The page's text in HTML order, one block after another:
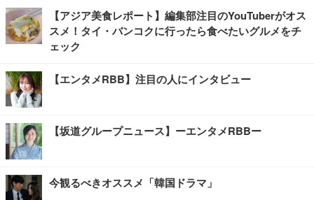
【アジア美食レポート】編集部注目のYouTuberがオス
スメ！タイ・バンコクに行ったら食べたいグルメをチ
ェック
【エンタメRBB】注目の人にインタビュー
【坂道グループニュース】ーエンタメRBBー
今観るべきオススメ「韓国ドラマ」